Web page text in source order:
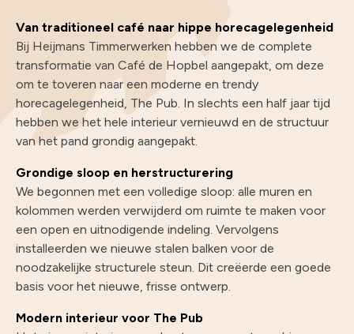
Van traditioneel café naar hippe horecagelegenheid
Bij Heijmans Timmerwerken hebben we de complete
transformatie van Café de Hopbel aangepakt, om deze
om te toveren naar een moderne en trendy
horecagelegenheid, The Pub. In slechts een half jaar tijd
hebben we het hele interieur vernieuwd en de structuur
van het pand grondig aangepakt.
Grondige sloop en herstructurering
We begonnen met een volledige sloop: alle muren en
kolommen werden verwijderd om ruimte te maken voor
een open en uitnodigende indeling. Vervolgens
installeerden we nieuwe stalen balken voor de
noodzakelijke structurele steun. Dit creëerde een goede
basis voor het nieuwe, frisse ontwerp.
Modern interieur voor The Pub